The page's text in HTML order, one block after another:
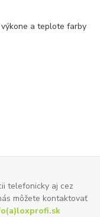
výkone a teplote farby
telefonicky aj cez
môžete kontaktovať